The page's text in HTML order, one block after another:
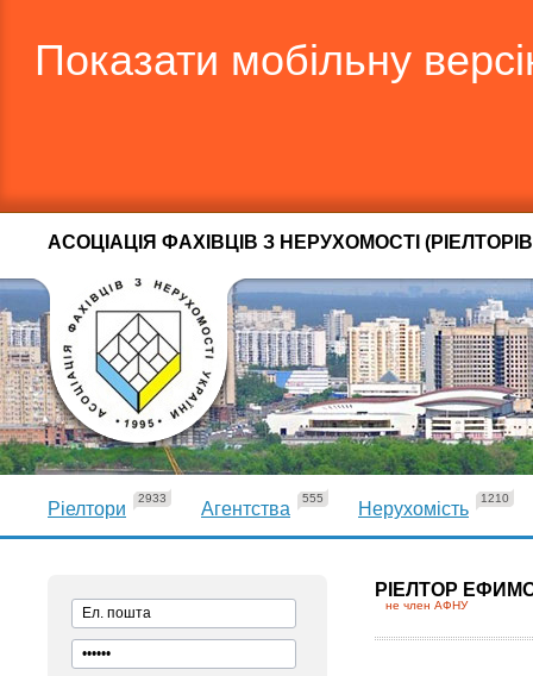
Показати мобільну
АСОЦІАЦІЯ ФАХІВЦІВ З НЕРУХОМОСТІ
Ріелтори
2933
Агентства
555
Нерухомість
1210
РІЕЛТОР
не член АФНУ